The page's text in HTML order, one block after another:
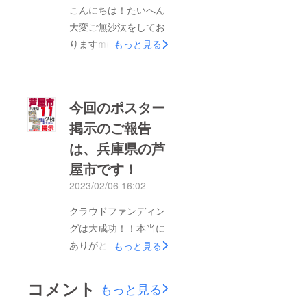
より保護猫も掲載とな
りました)募集の数
は、先着で掲載70枠分
ターの制作を行いま
す。&lt;募集内容と条
件&gt;・保護犬・保護
猫とも存命の子、お空
の子どちらでもご参加
バージョンに掲載の子
でもご参加頂けま
す。・複数口(複数匹)
す。・ご参加は、保護
わんのインスタか
こんにちは！たいへん
大変ご無沙汰をしてお
りますm(_ _)m皆さま
いる保護わんの啓発ポ
スター(文科省・環境
省後援)ですが、この
度デザインを刷新する
ことにしました。(約4
たって、新たに啓発ポ
スターに載ってくれる
保護犬と今回は保護猫
参加は、誠に恐縮です
が啓発ポスターの制作
もっと見る
今回のポスター
掲示のご報告
は、兵庫県の芦
屋市です！
2023/02/06 16:02
クラウドファンディン
グは大成功！！本当に
ありがとうございまし
ポスタープロジェクト
は、環境省と文部科学
もっと見る
コメント もっと見る